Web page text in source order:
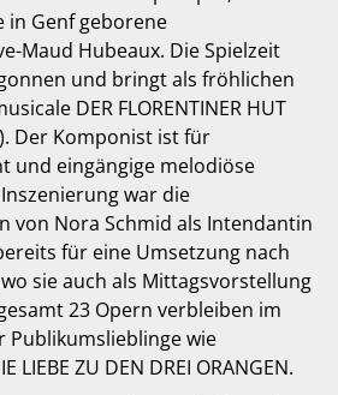
in Genf geborene
Maud Hubeaux. Die Spielzeit
und bringt als fröhlichen
DER FLORENTINER HUT
Der Komponist ist für
und eingängige melodiöse
war die
von Nora Schmid als Intendantin
für eine Umsetzung nach
sie auch als Mittagsvorstellung
23 Opern verbleiben im
Publikumslieblinge wie
LIEBE ZU DEN DREI ORANGEN.